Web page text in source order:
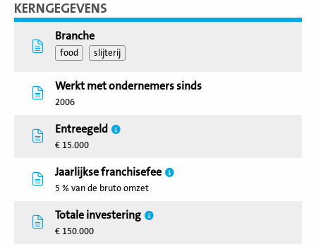
KERNGEGEVENS
Branche
food slijterij
Werkt met ondernemers sinds
2006
Entreegeld
€ 15.000
Jaarlijkse franchisefee
5 % van de bruto omzet
Totale investering
€ 150.000